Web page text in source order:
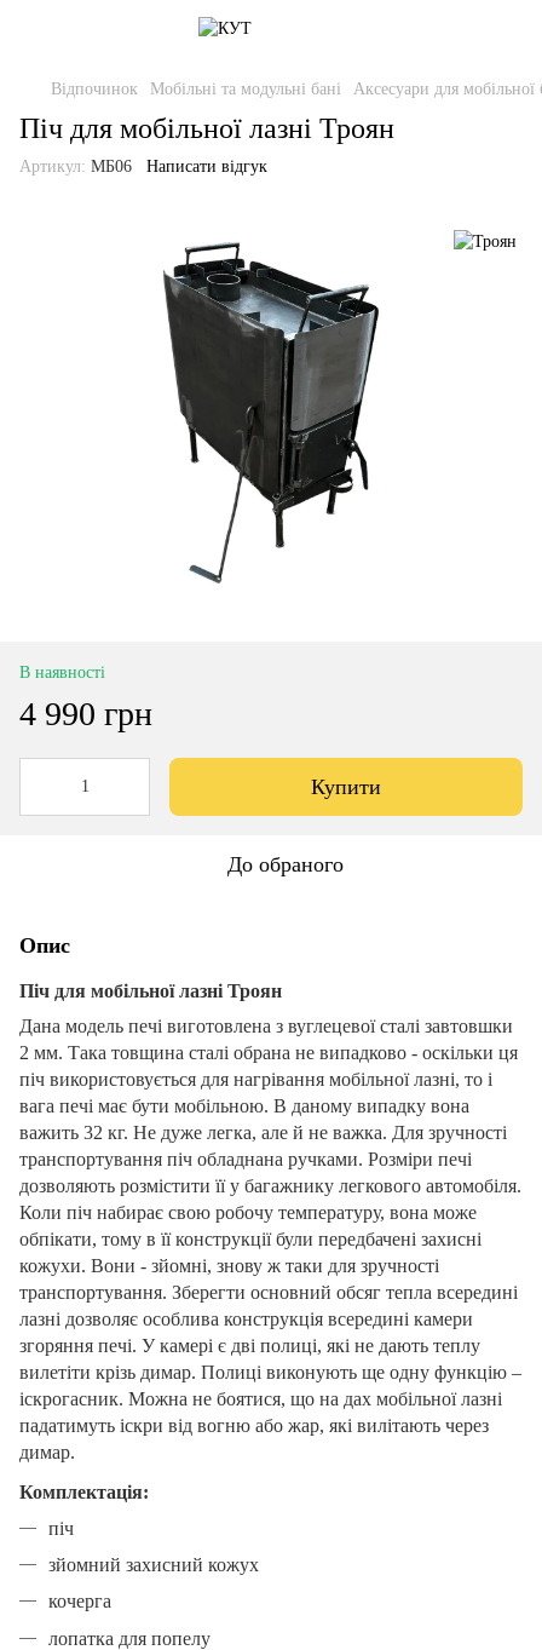
Відпочинок Мобільні та модульні бані Аксесуари для мобільної
Піч для мобільної лазні Троян
Артикул: МБ06 Написати відгук
В наявності
4 990 грн
Купити
До обраного
Опис
Піч для мобільної лазні Троян
Дана модель печі виготовлена ​​з вуглецевої сталі завтовшки
2 мм. Така товщина сталі обрана не випадково - оскільки ця
піч використовується для нагрівання мобільної лазні, то і
вага печі має бути мобільною. В даному випадку вона
важить 32 кг. Не дуже легка, але й не важка. Для зручності
транспортування піч обладнана ручками. Розміри печі
дозволяють розмістити її у багажнику легкового автомобіля.
Коли піч набирає свою робочу температуру, вона може
обпікати, тому в її конструкції були передбачені захисні
кожухи. Вони - зйомні, знову ж таки для зручності
транспортування. Зберегти основний обсяг тепла всередині
лазні дозволяє особлива конструкція всередині камери
згоряння печі. У камері є дві полиці, які не дають теплу
вилетіти крізь димар. Полиці виконують ще одну функцію –
іскрогасник. Можна не боятися, що на дах мобільної лазні
падатимуть іскри від вогню або жар, які вилітають через
димар.
Комплектація:
піч
зйомний захисний кожух
кочерга
лопатка для попелу